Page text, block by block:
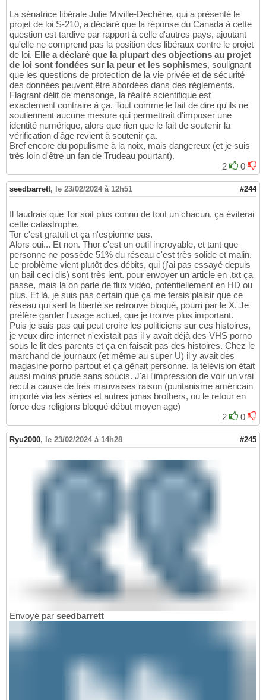
La sénatrice libérale Julie Miville-Dechêne, qui a présenté le
projet de loi S-210, a déclaré que la réponse du Canada à cette
question est tardive par rapport à celle d'autres pays, ajoutant
qu'elle ne comprend pas la position des libéraux contre le projet
de loi. Elle a déclaré que la plupart des objections au projet
de loi sont fondées sur la peur et les sophismes, soulignant
que les questions de protection de la vie privée et de sécurité
des données peuvent être abordées dans des règlements.
Flagrant délit de mensonge, la réalité scientifique est
exactement contraire à ça. Tout comme le fait de dire qu'ils ne
soutiennent aucune mesure qui permettrait d'imposer une
identité numérique, alors que rien que le fait de soutenir la
vérification d'âge revient à soutenir ça.
Bref encore du populisme à la noix, mais dangereux (et je suis
très loin d'être un fan de Trudeau pourtant).
2
0
seedbarrett, le 23/02/2024 à 12h51 #244
Il faudrais que Tor soit plus connu de tout un chacun, ça éviterai
cette catastrophe.
Tor c'est gratuit et ça n'espionne pas.
Alors oui... Et non. Thor c'est un outil incroyable, et tant que
personne ne possède 51% du réseau c'est très solide et malin.
Le problème vient plutôt des débits, qui (j'ai pas essayé depuis
un bail ceci dis) sont très lent. pour envoyer un article en .txt ça
passe, mais là on parle de flux vidéo, potentiellement en HD ou
plus. Et là, je suis pas certain que ça me ferais plaisir que ce
réseau qui sert la liberté se retrouve bloqué, pourri par le X. Je
préfère garder l'usage actuel, que je trouve plus important.
Puis je sais pas qui peut croire les politiciens sur ces histoires,
je veux dire internet n'existait pas il y avait déjà des VHS porno
sous le lit des parents et ça en faisait pas des histoires. Chez le
marchand de journaux (et même au super U) il y avait des
magasine porno partout et ça gênait personne, la télévision était
aussi moins prude sans soucis. J'ai l'impression de voir un vrai
recul a cause de très mauvaises raison (puritanisme américain
importé via les séries et autres jonas brothers, ou le retour en
force des religions bloqué début moyen age)
2
0
Ryu2000, le 23/02/2024 à 14h28 #245
Envoyé par seedbarrett